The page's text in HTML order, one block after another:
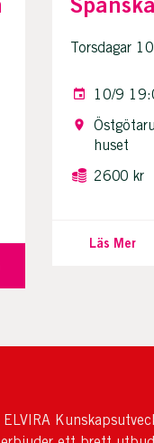
Torsdagar
10/9
huset
2600 kr
Läs Mer